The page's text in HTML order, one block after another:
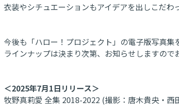
衣装やシチュエーションもアイデアを出しこだわ
今後も「ハロー！プロジェクト」の電子版写真集
ラインナップは決まり次第、お知らせしますので
＜2025年7月1日リリース＞
牧野真莉愛 全集 2018-2022 (撮影：唐木貴央・